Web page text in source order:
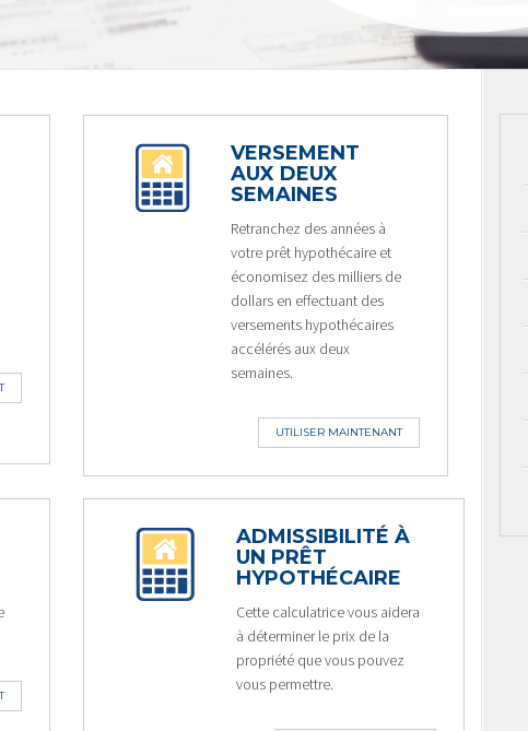
VERSEMENT
AUX DEUX
SEMAINES
Retranchez des années à
votre prêt hypothécaire et
économisez des milliers de
dollars en effectuant des
versements hypothécaires
accélérés aux deux
semaines.
UTILISER MAINTENANT
ADMISSIBILITÉ À
UN PRÊT
HYPOTHÉCAIRE
Cette calculatrice vous aidera
à déterminer le prix de la
propriété que vous pouvez
vous permettre.